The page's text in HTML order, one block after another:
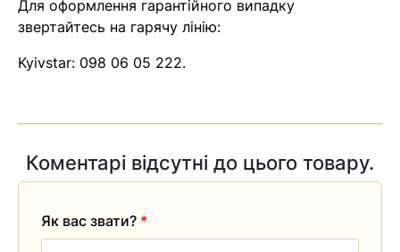
Для оформлення гарантійного випадку
звертайтесь на гарячу лінію:
Kyivstar: 098 06 05 222.
Коментарі відсутні до цього товару.
Як вас звати? *